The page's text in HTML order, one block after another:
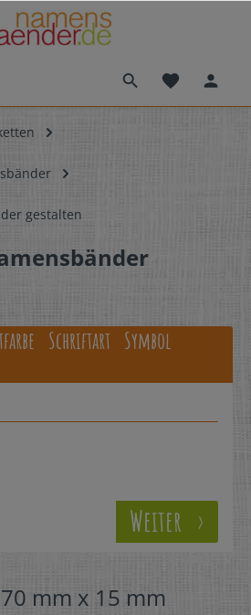
gestalten
Schriftart Symbol
Weiter
70 mm x 15 mm